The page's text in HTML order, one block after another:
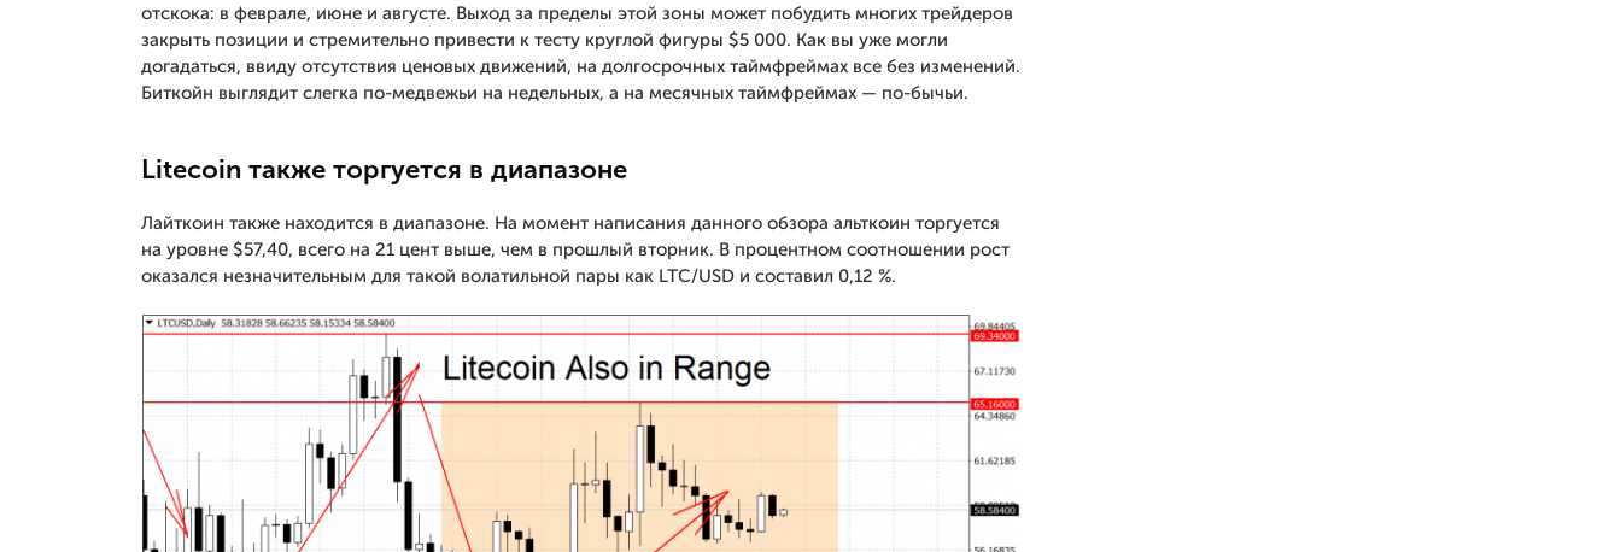
отскока: в феврале, июне и августе. Выход за пределы этой зоны может побудить многих трейдеров
закрыть позиции и стремительно привести к тесту круглой фигуры $5 000. Как вы уже могли
догадаться, ввиду отсутствия ценовых движений, на долгосрочных таймфреймах все без изменений.
Биткойн выглядит слегка по-медвежьи на недельных, а на месячных таймфреймах — по-бычьи.
Litecoin также торгуется в диапазоне
Лайткоин также находится в диапазоне. На момент написания данного обзора альткоин торгуется
на уровне $57,40, всего на 21 цент выше, чем в прошлый вторник. В процентном соотношении рост
оказался незначительным для такой волатильной пары как LTC/USD и составил 0,12 %.